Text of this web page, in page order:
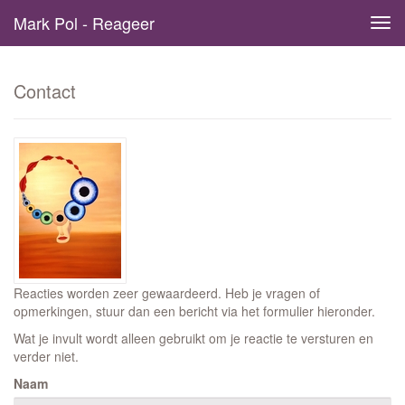
Mark Pol - Reageer
Contact
Reacties worden zeer gewaardeerd. Heb je vragen of
opmerkingen, stuur dan een bericht via het formulier hieronder.
Wat je invult wordt alleen gebruikt om je reactie te versturen en
verder niet.
Naam